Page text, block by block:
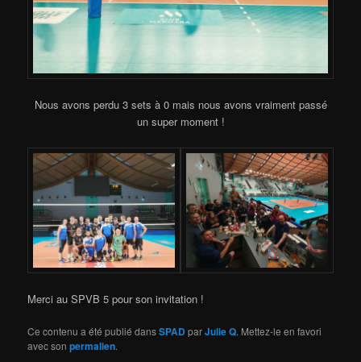
Nous avons perdu 3 sets à 0 mais nous avons vraiment passé
un super moment !
Merci au SPVB 5 pour son invitation !
Ce contenu a été publié dansSPAD parJulie Q. Mettez-le en favori
avec sonpermalien.